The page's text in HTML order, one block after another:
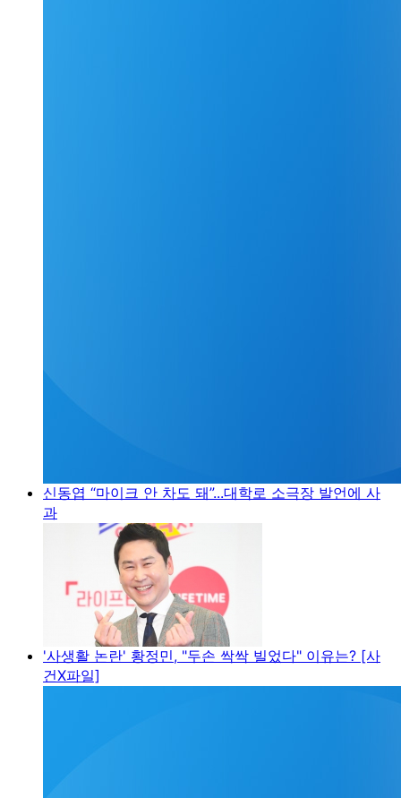
신동엽 “마이크 안 차도 돼”...대학로 소극장 발언에 사
과
'사생활 논란' 황정민, "두손 싹싹 빌었다" 이유는? [사
건X파일]